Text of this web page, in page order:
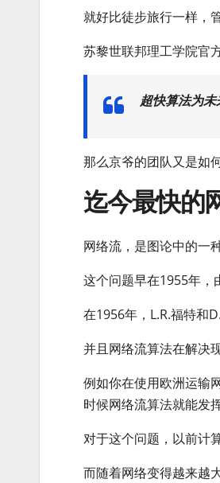
就好比徒步旅行一样，
苏黎世联邦理工学院官
超快算法为
那么京爷的团队又是如
迄今最快的
网络流，是图论中的一
这个问题早在1955年，
在1956年，L.R.福特和
并且网络流算法在解决
例如你在使用欧洲运输
时候网络流算法就能发
对于这个问题，以前计
而随着网络变得越来越